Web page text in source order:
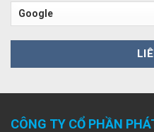
CÔNG TY CỔ PHẦN